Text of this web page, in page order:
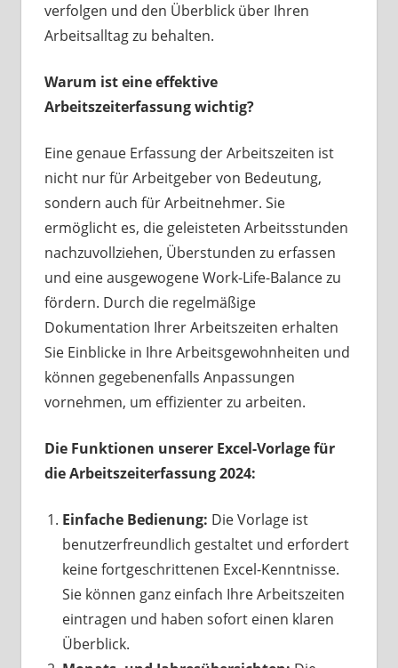
verfolgen und den Überblick über Ihren
Arbeitsalltag zu behalten.
Warum ist eine effektive
Arbeitszeiterfassung wichtig?
Eine genaue Erfassung der Arbeitszeiten ist
nicht nur für Arbeitgeber von Bedeutung,
sondern auch für Arbeitnehmer. Sie
ermöglicht es, die geleisteten Arbeitsstunden
nachzuvollziehen, Überstunden zu erfassen
und eine ausgewogene Work-Life-Balance zu
fördern. Durch die regelmäßige
Dokumentation Ihrer Arbeitszeiten erhalten
Sie Einblicke in Ihre Arbeitsgewohnheiten und
können gegebenenfalls Anpassungen
vornehmen, um effizienter zu arbeiten.
Die Funktionen unserer Excel-Vorlage für
die Arbeitszeiterfassung 2024:
Einfache Bedienung: Die Vorlage ist
benutzerfreundlich gestaltet und erfordert
keine fortgeschrittenen Excel-Kenntnisse.
Sie können ganz einfach Ihre Arbeitszeiten
eintragen und haben sofort einen klaren
Überblick.